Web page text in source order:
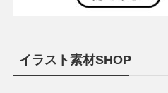
イラスト素材SHOP